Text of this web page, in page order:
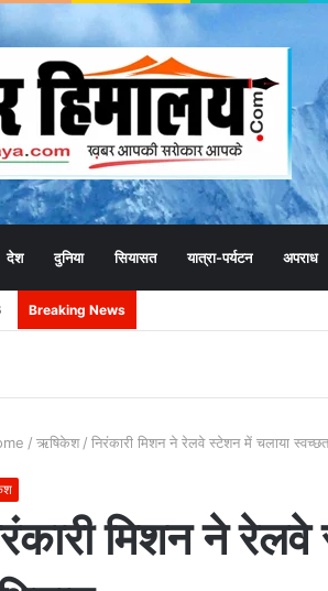
देश दुनिया सियासत यात्रा-पर्यटन अपराध
Breaking News
/ ऋषिकेश / निरंकारी मिशन ने रेलवे स्टेशन में चलाया
मिशन ने